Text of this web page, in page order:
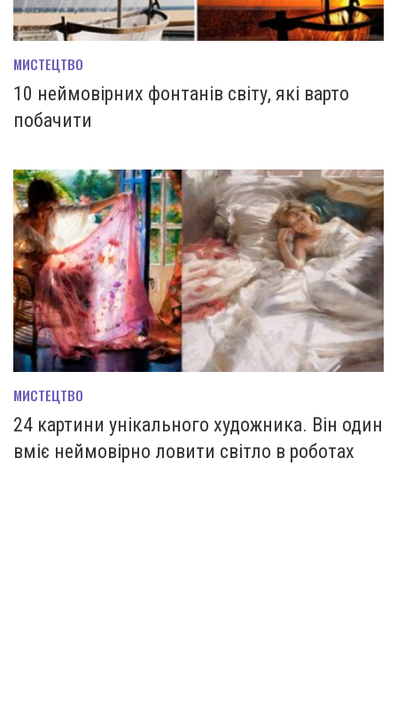
МИСТЕЦТВО
10 неймовірних фонтанів світу, які варто
побачити
МИСТЕЦТВО
24 картини унікального художника. Він один
вміє неймовірно ловити світло в роботах